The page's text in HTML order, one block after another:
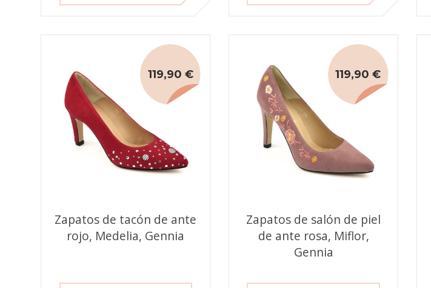
Zapatos de tacón de ante
rojo, Medelia, Gennia
119,90 €
Zapatos de salón de piel
de ante rosa, Miflor,
Gennia
119,90 €